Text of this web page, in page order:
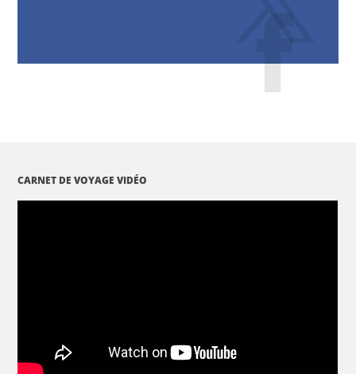
CARNET DE VOYAGE VIDÉO